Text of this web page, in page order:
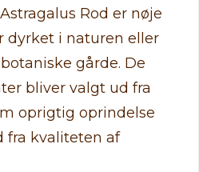
Rod er nøje
dyrket i naturen eller
gårde. De
bliver valgt ud fra
oprigtig oprindelse
fra kvaliteten af